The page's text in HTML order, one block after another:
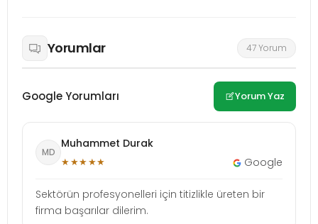
Yorumlar 47 Yorum
Google Yorumları Yorum Yaz
MD
Muhammet Durak
★★★★★ Google
Sektörün profesyonelleri için titizlikle üreten bir
firma başarılar dilerim.